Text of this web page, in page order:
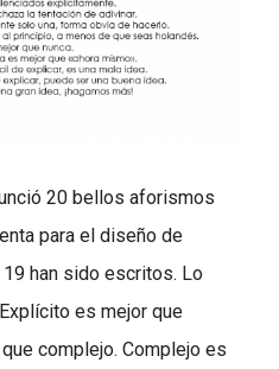
20 bellos aforismos
para el diseño de
han sido escritos. Lo
es mejor que
complejo. Complejo es